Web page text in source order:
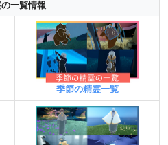
一覧情報
季節の精霊一覧